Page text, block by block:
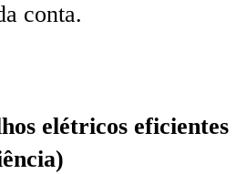
conta.
elétricos eficientes